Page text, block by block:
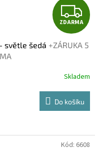
Z
D
A
R
M
A
ZDARMA
světle šedá +ZÁRUKA 5
Skladem
Do košíku
Kód: 6608